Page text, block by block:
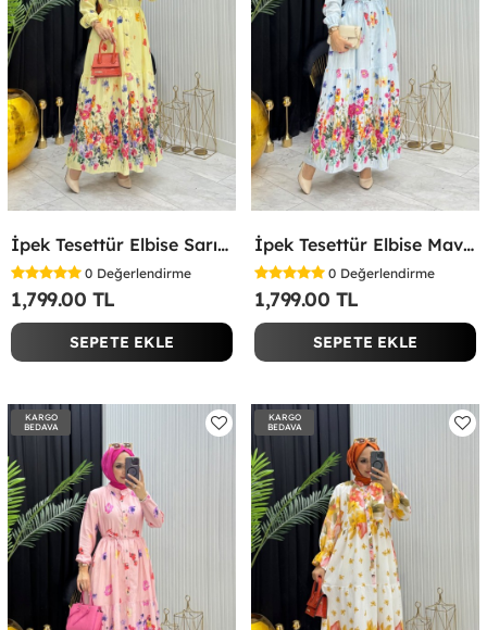
İpek Tesettür Elbise Sarı Sarı
0 Değerlendirme
1,799.00 TL
SEPETE EKLE
İpek Tesettür Elbise Mavi Mavi
0 Değerlendirme
1,799.00 TL
SEPETE EKLE
KARGO
BEDAVA
KARGO
BEDAVA